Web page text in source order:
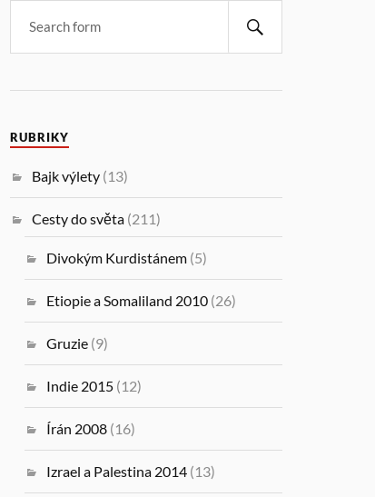
RUBRIKY
Bajk výlety (13)
Cesty do světa (211)
Divokým Kurdistánem (5)
Etiopie a Somaliland 2010 (26)
Gruzie (9)
Indie 2015 (12)
Írán 2008 (16)
Izrael a Palestina 2014 (13)